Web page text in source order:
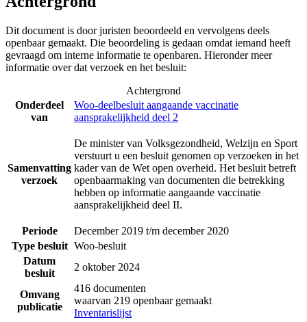
Dit document is door juristen beoordeeld en vervolgens deels
openbaar gemaakt. Die beoordeling is gedaan omdat iemand heeft
gevraagd om interne informatie te openbaren. Hieronder meer
informatie over dat verzoek en het besluit:
Achtergrond
Onderdeel
van
Woo-deelbesluit aangaande vaccinatie
aansprakelijkheid deel 2
Samenvatting
verzoek
De minister van Volksgezondheid, Welzijn en Sport
verstuurt u een besluit genomen op verzoeken in het
kader van de Wet open overheid. Het besluit betreft
openbaarmaking van documenten die betrekking
hebben op informatie aangaande vaccinatie
aansprakelijkheid deel II.
Periode
December 2019 t/m december 2020
Type besluit Woo-besluit
Datum
besluit
2 oktober 2024
Omvang
publicatie
416 documenten
waarvan 219 openbaar gemaakt
Inventarislijst